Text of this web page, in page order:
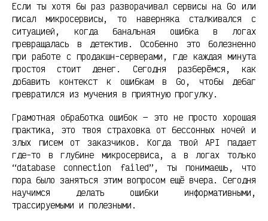
Если ты хотя бы раз разворачивал сервисы на Go или
писал микросервисы, то наверняка сталкивался с
ситуацией, когда банальная ошибка в логах
превращалась в детектив. Особенно это болезненно
при работе с продакшн-серверами, где каждая минута
простоя стоит денег. Сегодня разберёмся, как
добавить контекст к ошибкам в Go, чтобы дебаг
превратился из мучения в приятную прогулку.
Грамотная обработка ошибок — это не просто хорошая
практика, это твоя страховка от бессонных ночей и
злых писем от заказчиков. Когда твой API падает
где-то в глубине микросервиса, а в логах только
“database connection failed”, ты понимаешь, что
пора было заняться этим вопросом ещё вчера. Сегодня
научимся делать ошибки информативными,
трассируемыми и полезными.